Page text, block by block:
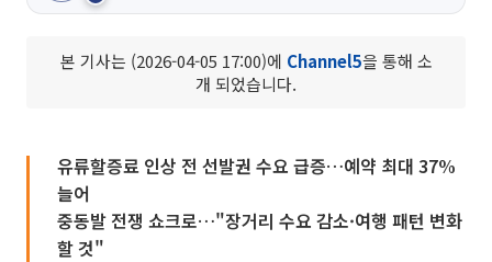
본 기사는 (2026-04-05 17:00)에 Channel5을 통해 소
개 되었습니다.
유류할증료 인상 전 선발권 수요 급증…예약 최대 37%
늘어
중동발 전쟁 쇼크로…"장거리 수요 감소·여행 패턴 변화
할 것"